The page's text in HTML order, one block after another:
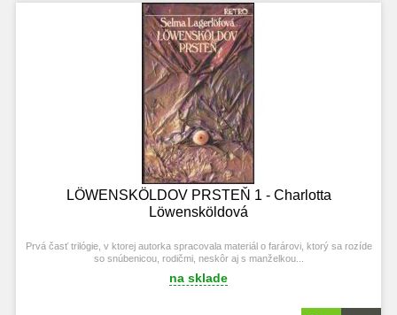
LÖWENSKÖLDOV PRSTEŇ 1 - Charlotta
Löwensköldová
Prvá časť trilógie, v ktorej autorka spracovala materiál o farárovi, ktorý sa rozíde
so snúbenicou, rodičmi, neskôr aj s manželkou...
na sklade